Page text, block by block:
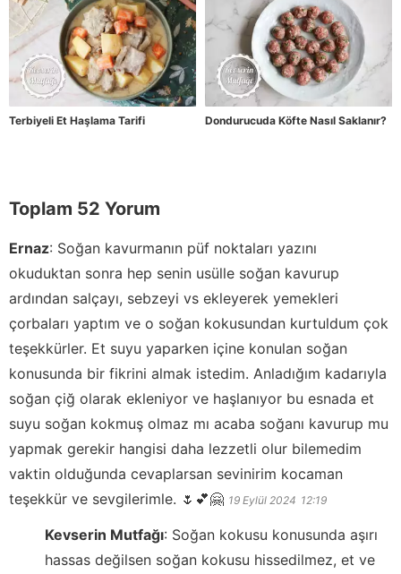
Terbiyeli Et Haşlama Tarifi Dondurucuda Köfte Nasıl Saklanır?
Toplam 52 Yorum
Ernaz: Soğan kavurmanın püf noktaları yazını
okuduktan sonra hep senin usülle soğan kavurup
ardından salçayı, sebzeyi vs ekleyerek yemekleri
çorbaları yaptım ve o soğan kokusundan kurtuldum çok
teşekkürler. Et suyu yaparken içine konulan soğan
konusunda bir fikrini almak istedim. Anladığım kadarıyla
soğan çiğ olarak ekleniyor ve haşlanıyor bu esnada et
suyu soğan kokmuş olmaz mı acaba soğanı kavurup mu
yapmak gerekir hangisi daha lezzetli olur bilemedim
vaktin olduğunda cevaplarsan sevinirim kocaman
teşekkür ve sevgilerimle. 🌷💕🤗 19 Eylül 2024 12:19
Kevserin Mutfağı: Soğan kokusu konusunda aşırı
hassas değilsen soğan kokusu hissedilmez, et ve